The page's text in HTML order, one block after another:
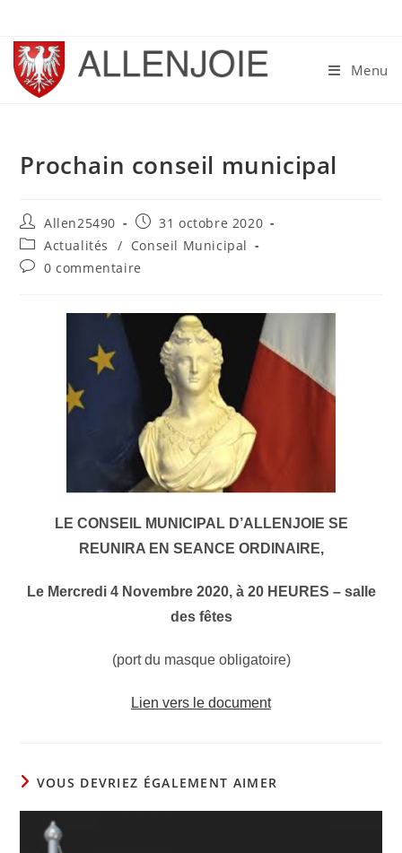
content
Menu
Prochain conseil municipal
Auteur/autrice
de
la
publication :
Allen25490
Publication
publiée :
31 octobre 2020
Post
category:
Actualités / Conseil Municipal
Commentaires
publication :
0 commentaire
LE CONSEIL MUNICIPAL D’ALLENJOIE SE
REUNIRA EN SEANCE ORDINAIRE,
Le Mercredi 4 Novembre 2020, à 20 HEURES – salle
des fêtes
(port du masque obligatoire)
Lien vers le document
VOUS DEVRIEZ ÉGALEMENT AIMER